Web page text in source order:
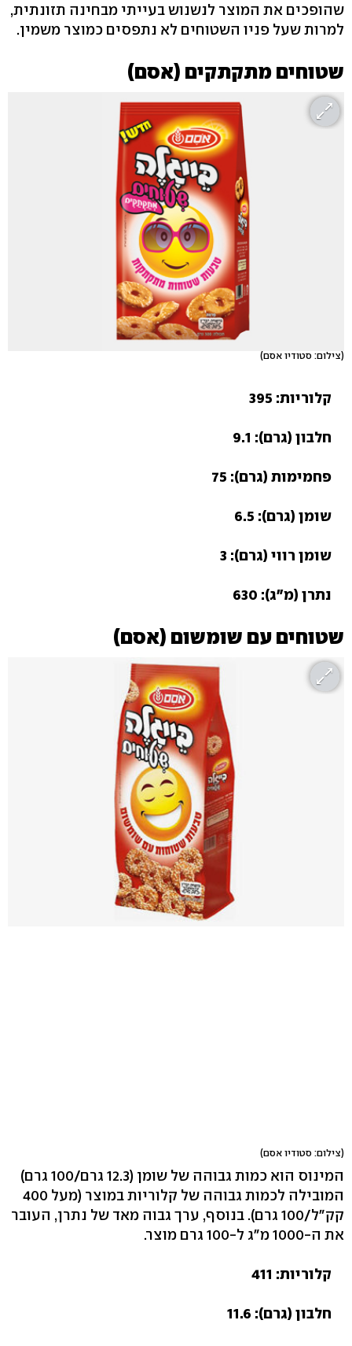
שהופכים את המוצר לנשנוש בעייתי מבחינה תזונתית,
למרות שעל פניו השטוחים לא נתפסים כמוצר משמין.
שטוחים מתקתקים (אסם)
(צילום: סטודיו אסם)
קלוריות: 395
חלבון (גרם): 9.1
פחמימות (גרם): 75
שומן (גרם): 6.5
שומן רווי (גרם): 3
נתרן (מ"ג): 630
שטוחים עם שומשום (אסם)
(צילום: סטודיו אסם)
המינוס הוא כמות גבוהה של שומן (12.3 גרם/100 גרם)
המובילה לכמות גבוהה של קלוריות במוצר (מעל 400
קק"ל/100 גרם). בנוסף, ערך גבוה מאד של נתרן, העובר
את ה-1000 מ"ג ל-100 גרם מוצר.
קלוריות: 411
חלבון (גרם): 11.6